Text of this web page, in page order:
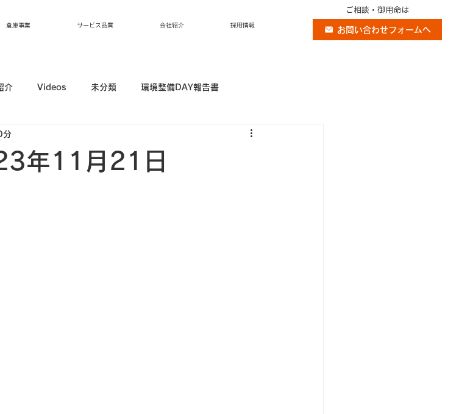
倉庫事業 サービス品質 会社紹介 採用情報
ご相談・御用命は
お問い合わせフォームへ
介 Videos 未分類 環境整備DAY報告書
年11月21日
分